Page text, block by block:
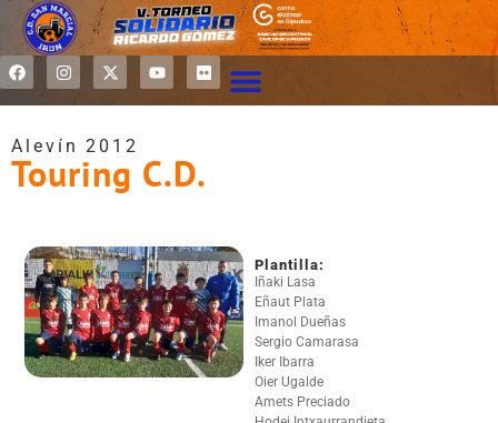
Alevín 2012
Touring C.D.
Plantilla:
Iñaki Lasa
Eñaut Plata
Imanol Dueñas
Sergio Camarasa
Iker Ibarra
Oier Ugalde
Amets Preciado